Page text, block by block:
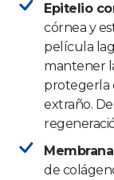
Epitelio
córnea y
película
mantener
protegerla
extraño.
de